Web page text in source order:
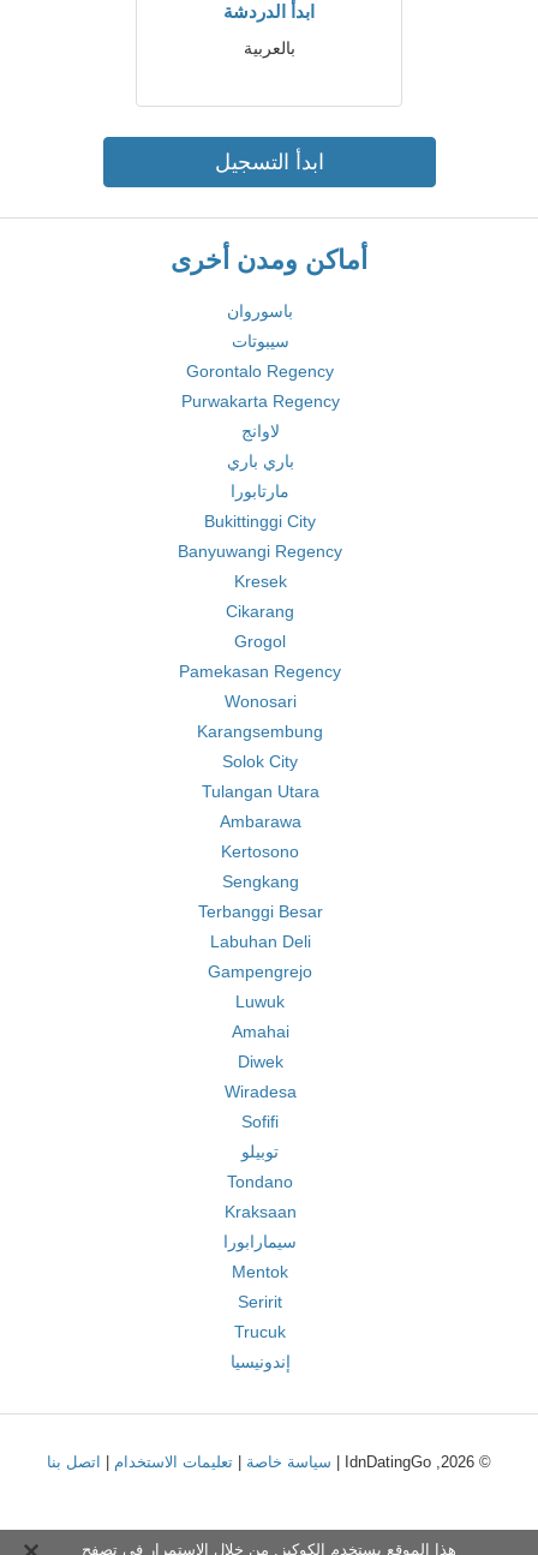
ابدأ الدردشة
بالعربية
ابدأ التسجيل
أماكن ومدن أخرى
باسوروان
سيبوتات
Gorontalo Regency
Purwakarta Regency
لاوانج
باري باري
مارتابورا
Bukittinggi City
Banyuwangi Regency
Kresek
Cikarang
Grogol
Pamekasan Regency
Wonosari
Karangsembung
Solok City
Tulangan Utara
Ambarawa
Kertosono
Sengkang
Terbanggi Besar
Labuhan Deli
Gampengrejo
Luwuk
Amahai
Diwek
Wiradesa
Sofifi
توبيلو
Tondano
Kraksaan
سيمارابورا
Mentok
Seririt
Trucuk
إندونيسيا
© 2026, IdnDatingGo | سياسة خاصة تعليمات الاستخدام اتصل بنا
هذا الموقع يستخدم الكوكيز. من خلال الاستمرار في تصفح